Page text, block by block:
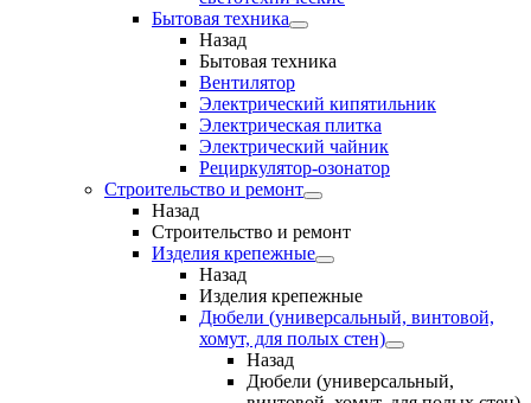
Бытовая техника
Назад
Бытовая техника
Вентилятор
Электрический кипятильник
Электрическая плитка
Электрический чайник
Рециркулятор-озонатор
Строительство и ремонт
Назад
Строительство и ремонт
Изделия крепежные
Назад
Изделия крепежные
Дюбели (универсальный, винтовой,
хомут, для полых стен)
Назад
Дюбели (универсальный,